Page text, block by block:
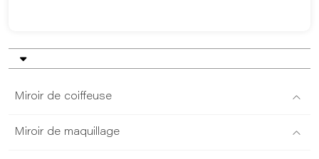
Miroir de coiffeuse
Miroir de maquillage